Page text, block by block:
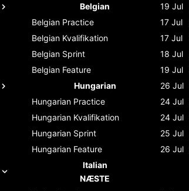
Belgian
19 Jul
Belgian Practice 17 Jul
Belgian Kvalifikation 17 Jul
Belgian Sprint 18 Jul
Belgian Feature 19 Jul
Hungarian
26 Jul
Hungarian Practice 24 Jul
Hungarian Kvalifikation 24 Jul
Hungarian Sprint 25 Jul
Hungarian Feature 26 Jul
Italian
NÆSTE